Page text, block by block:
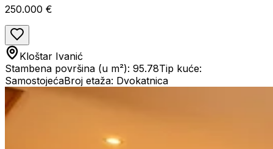
250.000 €
Kloštar Ivanić
Stambena površina (u m²): 95.78Tip kuće:
SamostojećaBroj etaža: Dvokatnica